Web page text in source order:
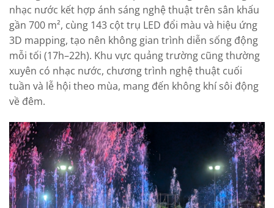
nhạc nước kết hợp ánh sáng nghệ thuật trên sân khấu
gần 700 m², cùng 143 cột trụ LED đổi màu và hiệu ứng
3D mapping, tạo nên không gian trình diễn sống động
mỗi tối (17h–22h). Khu vực quảng trường cũng thường
xuyên có nhạc nước, chương trình nghệ thuật cuối
tuần và lễ hội theo mùa, mang đến không khí sôi động
về đêm.